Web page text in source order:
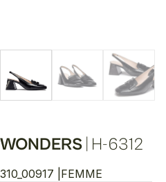
WONDERS H-6312
310_00917 | FEMME